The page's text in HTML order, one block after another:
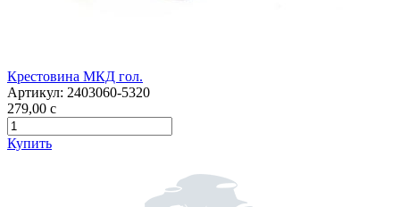
Крестовина МКД гол.
Артикул: 2403060-5320
279,00 c
Купить